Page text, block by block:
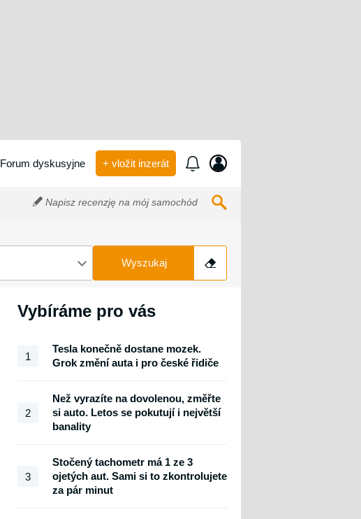
Forum dyskusyjne + vložit inzerát
Napisz recenzję na mój samochód
Wyszukaj
Vybíráme pro vás
1
Tesla konečně dostane mozek.
Grok změní auta i pro české řidiče
2
Než vyrazíte na dovolenou, změřte
si auto. Letos se pokutují i největší
banality
3
Stočený tachometr má 1 ze 3
ojetých aut. Sami si to zkontrolujete
za pár minut